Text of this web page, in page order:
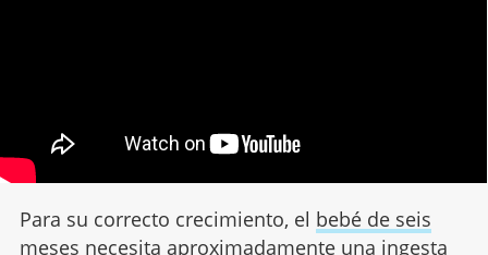
Para su correcto crecimiento, el bebé de seis
meses necesita aproximadamente una ingesta